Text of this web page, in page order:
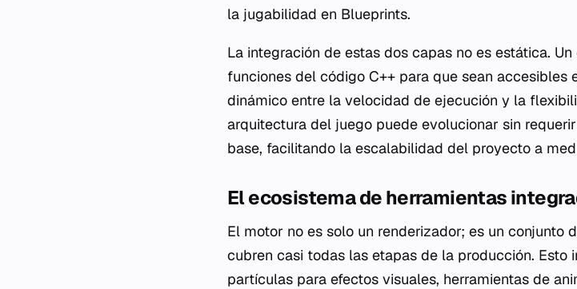
la jugabilidad en Blueprints.
La integración de estas dos capas no es estática.
funciones del código C++ para que sean accesibles
dinámico entre la velocidad de ejecución y la
arquitectura del juego puede evolucionar sin
base, facilitando la escalabilidad del proyecto a
El ecosistema de herramientas
El motor no es solo un renderizador; es un conjunto
cubren casi todas las etapas de la producción. Esto
partículas para efectos visuales, herramientas de